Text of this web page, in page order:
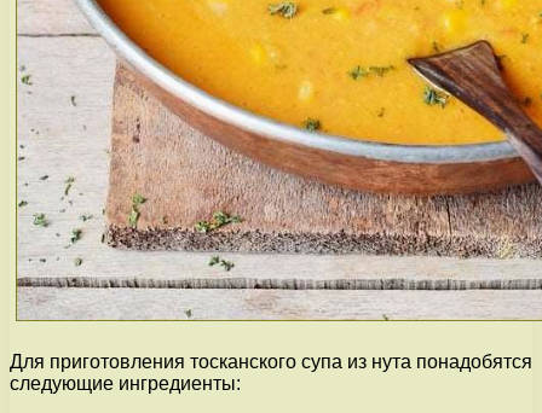
Для приготовления тосканского супа из нута понадобятся
следующие ингредиенты: